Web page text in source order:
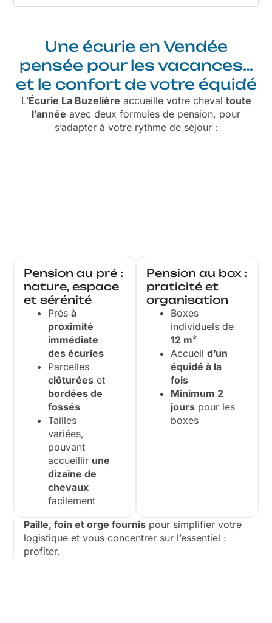
Une écurie en Vendée
pensée pour les vacances…
et le confort de votre équidé
L’Écurie La Buzelière accueille votre cheval toute
l’année avec deux formules de pension, pour
s’adapter à votre rythme de séjour :
Pension au pré :
nature, espace
et sérénité
Présà
proximité
immédiate
des écuries
Parcelles
clôturées et
bordées de
fossés
Tailles
variées,
pouvant
accueillir une
dizaine de
chevaux
facilement
Pension au box :
praticité et
organisation
Boxes
individuels de
12 m²
Accueil d’un
équidé à la
fois
Minimum 2
jours pour les
boxes
Paille, foin et orge fournis pour simplifier votre
logistique et vous concentrer sur l’essentiel :
profiter.